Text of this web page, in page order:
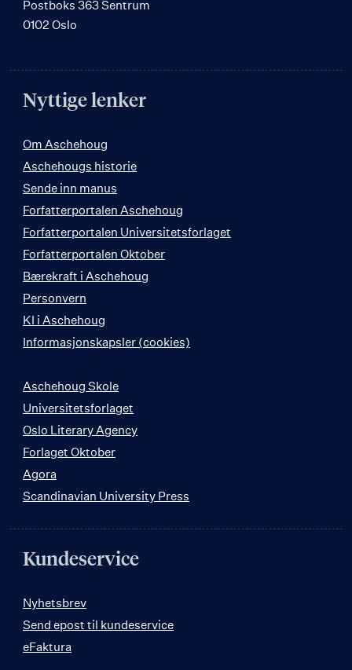
Postboks 363 Sentrum
0102 Oslo
Nyttige lenker
Om Aschehoug
Aschehougs historie
Sende inn manus
Forfatterportalen Aschehoug
Forfatterportalen Universitetsforlaget
Forfatterportalen Oktober
Bærekraft i Aschehoug
Personvern
KI i Aschehoug
Informasjonskapsler (cookies)
Aschehoug Skole
Universitetsforlaget
Oslo Literary Agency
Forlaget Oktober
Agora
Scandinavian University Press
Kundeservice
Nyhetsbrev
Send epost til kundeservice
eFaktura